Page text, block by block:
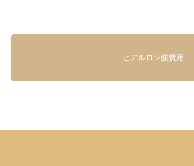
ヒアルロン酸費用